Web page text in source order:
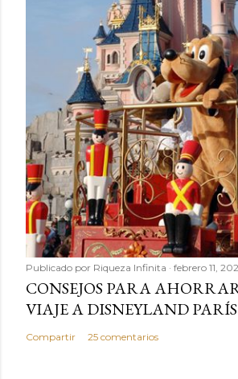
Publicado por Riqueza Infinita febrero 11,
CONSEJOS PARA
VIAJE A DISNEYLAND PARÍS
Compartir 25 comentarios